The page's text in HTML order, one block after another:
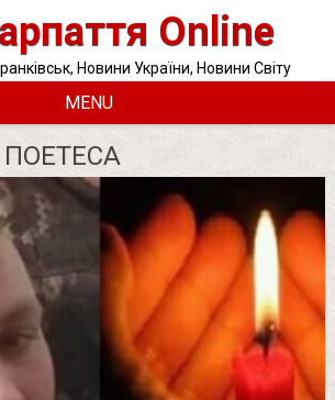
Online
Новини України, Новини Світу
MENU
ПОЕТЕСА